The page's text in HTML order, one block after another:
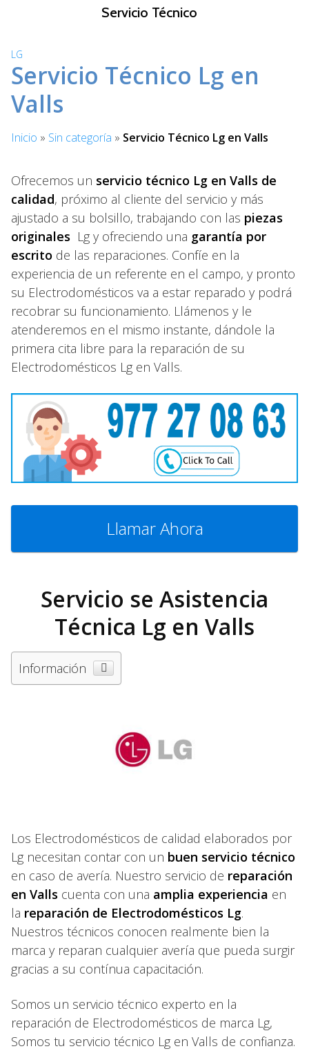
Servicio Técnico
LG
Servicio Técnico Lg en
Valls
Inicio » Sin categoría » Servicio Técnico Lg en Valls
Ofrecemos un servicio técnico Lg en Valls de
calidad, próximo al cliente del servicio y más
ajustado a su bolsillo, trabajando con las piezas
originales Lg y ofreciendo una garantía por
escrito de las reparaciones. Confíe en la
experiencia de un referente en el campo, y pronto
su Electrodomésticos va a estar reparado y podrá
recobrar su funcionamiento. Llámenos y le
atenderemos en el mismo instante, dándole la
primera cita libre para la reparación de su
Electrodomésticos Lg en Valls.
Llamar Ahora
Servicio se Asistencia
Técnica Lg en Valls
Información
Los Electrodomésticos de calidad elaborados por
Lg necesitan contar con un buen servicio técnico
en caso de avería. Nuestro servicio de reparación
en Valls cuenta con una amplia experiencia en
la reparación de Electrodomésticos Lg.
Nuestros técnicos conocen realmente bien la
marca y reparan cualquier avería que pueda surgir
gracias a su contínua capacitación.
Somos un servicio técnico experto en la
reparación de Electrodomésticos de marca Lg,
Somos tu servicio técnico Lg en Valls de confianza.